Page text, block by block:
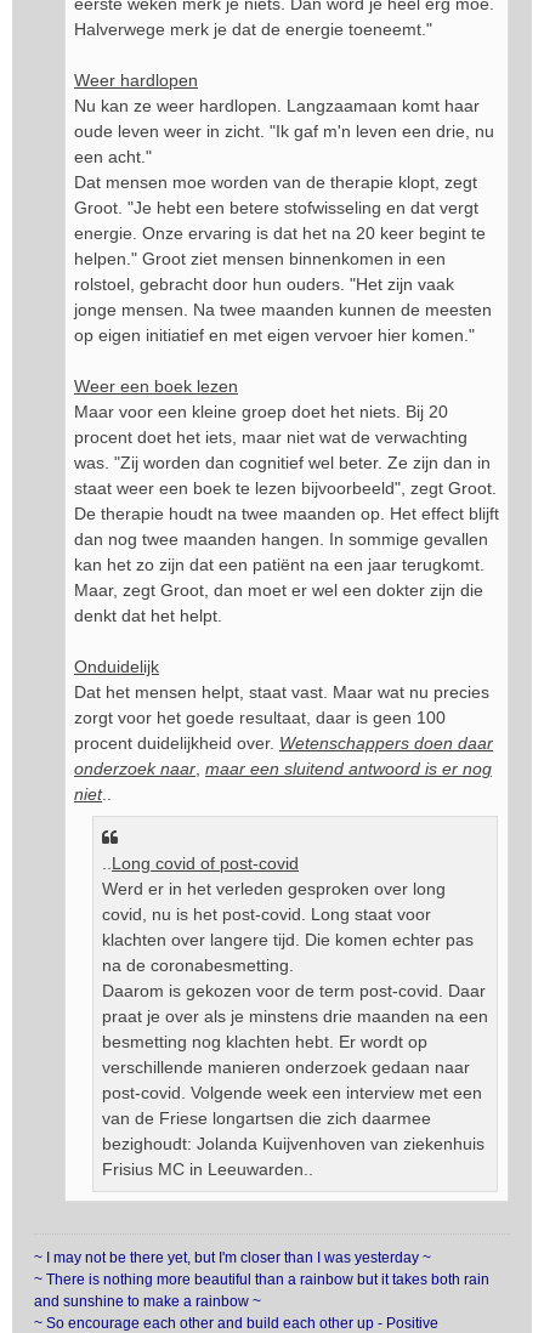
Halverwege merk je dat de energie toeneemt."
Weer hardlopen
Nu kan ze weer hardlopen. Langzaamaan komt haar
oude leven weer in zicht. "Ik gaf m'n leven een drie, nu
een acht."
Dat mensen moe worden van de therapie klopt, zegt
Groot. "Je hebt een betere stofwisseling en dat vergt
energie. Onze ervaring is dat het na 20 keer begint te
helpen." Groot ziet mensen binnenkomen in een
rolstoel, gebracht door hun ouders. "Het zijn vaak
jonge mensen. Na twee maanden kunnen de meesten
op eigen initiatief en met eigen vervoer hier komen."
Weer een boek lezen
Maar voor een kleine groep doet het niets. Bij 20
procent doet het iets, maar niet wat de verwachting
was. "Zij worden dan cognitief wel beter. Ze zijn dan in
staat weer een boek te lezen bijvoorbeeld", zegt Groot.
De therapie houdt na twee maanden op. Het effect blijft
dan nog twee maanden hangen. In sommige gevallen
kan het zo zijn dat een patiënt na een jaar terugkomt.
Maar, zegt Groot, dan moet er wel een dokter zijn die
denkt dat het helpt.
Onduidelijk
Dat het mensen helpt, staat vast. Maar wat nu precies
zorgt voor het goede resultaat, daar is geen 100
procent duidelijkheid over. Wetenschappers doen daar
onderzoek naar maar een sluitend antwoord is er nog
niet..
Long covid of post-covid
Werd er in het verleden gesproken over long
covid, nu is het post-covid. Long staat voor
klachten over langere tijd. Die komen echter pas
na de coronabesmetting.
Daarom is gekozen voor de term post-covid. Daar
praat je over als je minstens drie maanden na een
besmetting nog klachten hebt. Er wordt op
verschillende manieren onderzoek gedaan naar
post-covid. Volgende week een interview met een
van de Friese longartsen die zich daarmee
bezighoudt: Jolanda Kuijvenhoven van ziekenhuis
Frisius MC in Leeuwarden..
~ I may not be there yet, but I'm closer than I was yesterday ~
~ There is nothing more beautiful than a rainbow but it takes both rain
and sunshine to make a rainbow ~
~ So encourage each other and build each other up - Positive